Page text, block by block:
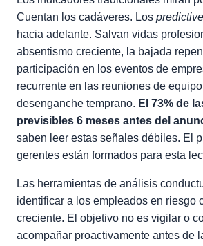
Cuentan los cadáveres. Los
hacia adelante. Salvan vidas
absentismo creciente, la bajada
participación en los eventos de
recurrente en las reuniones de
desenganche temprano. El 73% de
previsibles 6 meses antes del
saben leer estas señales débiles. El
gerentes están formados para esta
Las herramientas de análisis
identificar a los empleados en riesgo
creciente. El objetivo no es vigilar o
acompañar proactivamente antes de